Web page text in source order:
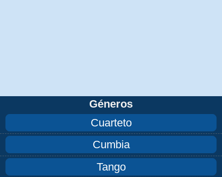
Géneros
Cuarteto
Cumbia
Tango